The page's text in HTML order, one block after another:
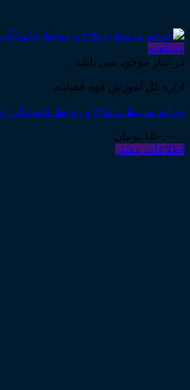
مشاهده
در انبار موجود نمی باشد
اداره کل آموزش قوه قضاییه
جرایم مرتبط با نکاح و روابط خانوادگی
۱۵۰,۰۰۰ تومان
اطلاعات بیشتر